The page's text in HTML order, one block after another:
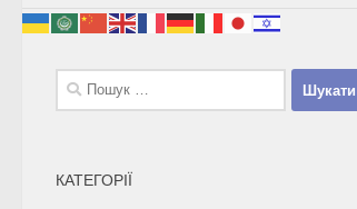
Пошук:
КАТЕГОРІЇ